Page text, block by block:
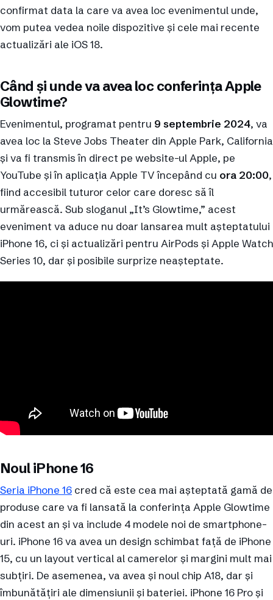
confirmat data la care va avea loc evenimentul unde,
vom putea vedea noile dispozitive și cele mai recente
actualizări ale iOS 18.
Când și unde va avea loc conferința Apple
Glowtime?
Evenimentul, programat pentru 9 septembrie 2024, va
avea loc la Steve Jobs Theater din Apple Park, California
și va fi transmis în direct pe website-ul Apple, pe
YouTube și în aplicația Apple TV începând cu ora 20:00,
fiind accesibil tuturor celor care doresc să îl
urmărească. Sub sloganul „It’s Glowtime,” acest
eveniment va aduce nu doar lansarea mult așteptatului
iPhone 16, ci și actualizări pentru AirPods și Apple Watch
Series 10, dar și posibile surprize neașteptate.
Noul iPhone 16
Seria iPhone 16 cred că este cea mai așteptată gamă de
produse care va fi lansată la conferința Apple Glowtime
din acest an și va include 4 modele noi de smartphone-
uri. iPhone 16 va avea un design schimbat față de iPhone
15, cu un layout vertical al camerelor și margini mult mai
subțiri. De asemenea, va avea și noul chip A18, dar și
îmbunătățiri ale dimensiunii și bateriei. iPhone 16 Pro și